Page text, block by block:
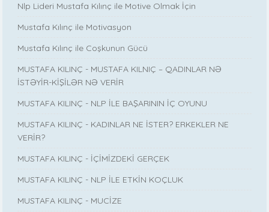
Nlp Lideri Mustafa Kılınç ile Motive Olmak İçin
Mustafa Kılınç ile Motivasyon
Mustafa Kılınç ile Coşkunun Gücü
MUSTAFA KILINÇ - MUSTAFA KILNIÇ – QADINLAR NƏ
İSTƏYİR-KİŞİLƏR NƏ VERİR
MUSTAFA KILINÇ - NLP İLE BAŞARININ İÇ OYUNU
MUSTAFA KILINÇ - KADINLAR NE İSTER? ERKEKLER NE
VERİR?
MUSTAFA KILINÇ - İÇİMİZDEKİ GERÇEK
MUSTAFA KILINÇ - NLP İLE ETKİN KOÇLUK
MUSTAFA KILINÇ - MUCİZE